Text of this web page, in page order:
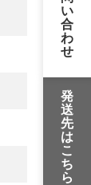
い
合
わ
せ
発
送
先
は
こ
ち
ら